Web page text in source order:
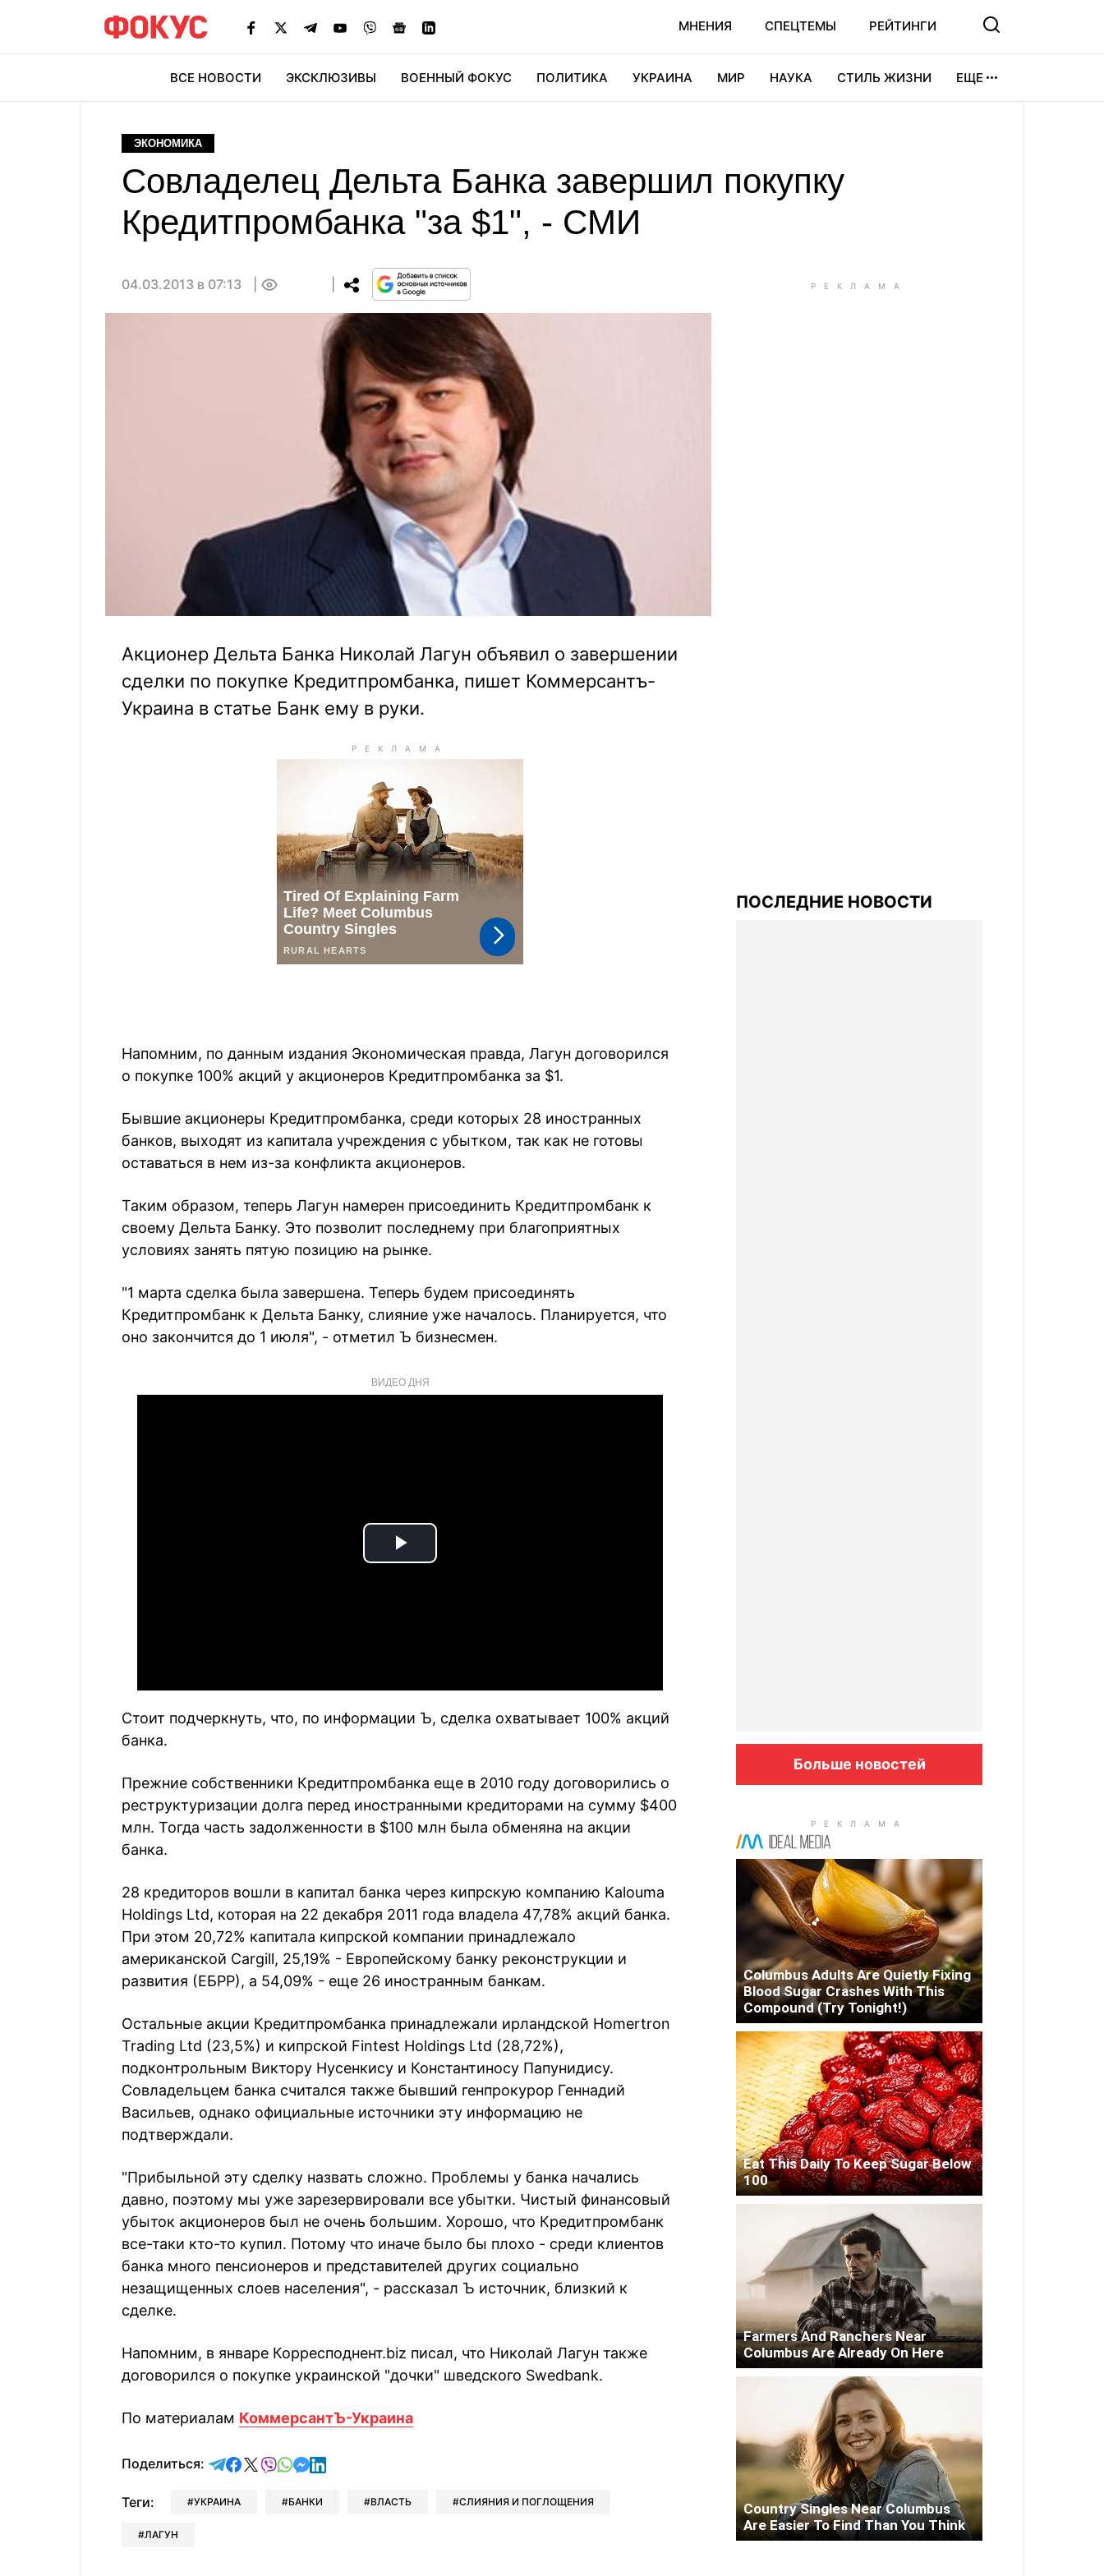
МНЕНИЯ СПЕЦТЕМЫ РЕЙТИНГИ
ВСЕ НОВОСТИ ЭКСКЛЮЗИВЫ ВОЕННЫЙ ФОКУС ПОЛИТИКА УКРАИНА МИР НАУКА СТИЛЬ ЖИЗНИ ЕЩЕ
ЭКОНОМИКА
Совладелец Дельта Банка завершил покупку
Кредитпромбанка "за $1", - СМИ
04.03.2013 в 07:13
Акционер Дельта Банка Николай Лагун объявил о завершении
сделки по покупке Кредитпромбанка, пишет Коммерсантъ-
Украина в статье Банк ему в руки.
Напомним, по данным издания Экономическая правда, Лагун договорился
о покупке 100% акций у акционеров Кредитпромбанка за $1.
Бывшие акционеры Кредитпромбанка, среди которых 28 иностранных
банков, выходят из капитала учреждения с убытком, так как не готовы
оставаться в нем из-за конфликта акционеров.
Таким образом, теперь Лагун намерен присоединить Кредитпромбанк к
своему Дельта Банку. Это позволит последнему при благоприятных
условиях занять пятую позицию на рынке.
"1 марта сделка была завершена. Теперь будем присоединять
Кредитпромбанк к Дельта Банку, слияние уже началось. Планируется, что
оно закончится до 1 июля", - отметил Ъ бизнесмен.
ВИДЕО ДНЯ
Play
Стоит подчеркнуть, что, по информации Ъ, сделка охватывает 100% акций
банка.
Прежние собственники Кредитпромбанка еще в 2010 году договорились о
реструктуризации долга перед иностранными кредиторами на сумму $400
млн. Тогда часть задолженности в $100 млн была обменяна на акции
банка.
28 кредиторов вошли в капитал банка через кипрскую компанию Kalouma
Holdings Ltd, которая на 22 декабря 2011 года владела 47,78% акций банка.
При этом 20,72% капитала кипрской компании принадлежало
американской Cargill, 25,19% - Европейскому банку реконструкции и
развития (ЕБРР), а 54,09% - еще 26 иностранным банкам.
Остальные акции Кредитпромбанка принадлежали ирландской Homertron
Trading Ltd (23,5%) и кипрской Fintest Holdings Ltd (28,72%),
подконтрольным Виктору Нусенкису и Константиносу Папунидису.
Совладельцем банка считался также бывший генпрокурор Геннадий
Васильев, однако официальные источники эту информацию не
подтверждали.
"Прибыльной эту сделку назвать сложно. Проблемы у банка начались
давно, поэтому мы уже зарезервировали все убытки. Чистый финансовый
убыток акционеров был не очень большим. Хорошо, что Кредитпромбанк
все-таки кто-то купил. Потому что иначе было бы плохо - среди клиентов
банка много пенсионеров и представителей других социально
незащищенных слоев населения", - рассказал Ъ источник, близкий к
сделке.
Напомним, в январе Корресподнент.biz писал, что Николай Лагун также
договорился о покупке украинской "дочки" шведского Swedbank.
По материалам КоммерсантЪ-Украина
Поделиться: отправить в Telegram
поделиться в Facebook
поделиться в X
отправить в Viber
отправить в Whatsapp
отправить в Messenger
отправить в LinkedIn
Теги: УКРАИНА БАНКИ ВЛАСТЬ СЛИЯНИЯ И ПОГЛОЩЕНИЯ
ЛАГУН
ПОСЛЕДНИЕ НОВОСТИ
Больше новостей